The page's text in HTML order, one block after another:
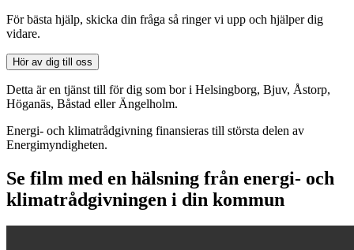
För bästa hjälp, skicka din fråga så ringer vi upp och hjälper dig
vidare.
Hör av dig till oss
Detta är en tjänst till för dig som bor i Helsingborg, Bjuv, Åstorp,
Höganäs, Båstad eller Ängelholm.
Energi- och klimatrådgivning finansieras till största delen av
Energimyndigheten.
Se film med en hälsning från energi- och
klimatrådgivningen i din kommun